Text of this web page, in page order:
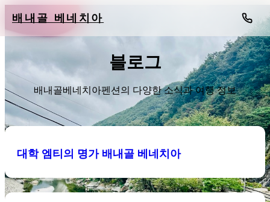
배내골 베네치아
블로그
배내골베네치아펜션의 다양한 소식과 여행 정보
대학 엠티의 명가 배내골 베네치아